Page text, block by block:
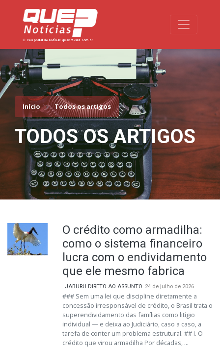
Toggle
Início Todos os artigos
TODOS OS ARTIGOS
O crédito como armadilha:
como o sistema financeiro
lucra com o endividamento
que ele mesmo fabrica
JABURU DIRETO AO ASSUNTO 24 de julho de 2026
### Sem uma lei que discipline diretamente a
concessão irresponsável de crédito, o Brasil trata o
superendividamento das famílias como litígio
individual — e deixa ao Judiciário, caso a caso, a
tarefa de conter um problema estrutural. ## I. O
crédito que virou armadilha Por décadas, ...